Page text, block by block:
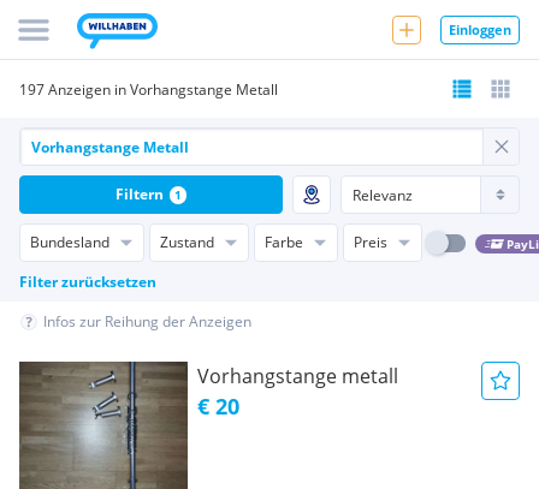
Einloggen
197 Anzeigen in Vorhangstange Metall
Bundesland Zustand Farbe Preis
Filter zurücksetzen
Filtern 1
Infos zur Reihung der Anzeigen
Vorhangstange metall
€ 20